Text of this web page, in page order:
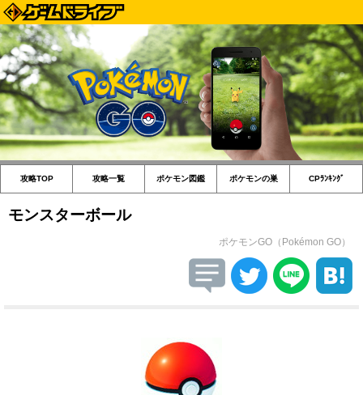
攻略TOP 攻略一覧 ポケモン図鑑 ポケモンの巣 CPﾗﾝｷﾝｸﾞ
モンスターボール
ポケモンGO（Pokémon GO）